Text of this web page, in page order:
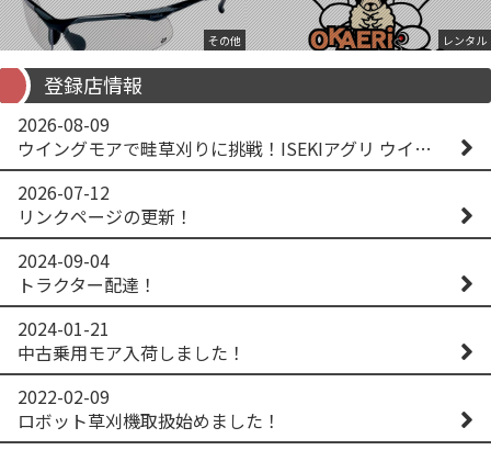
その他 レンタル
登録店情報
2026-08-09
ウイングモアで畦草刈りに挑戦！ISEKIアグリ ウイングモア WM746AF
2026-07-12
リンクページの更新！
2024-09-04
トラクター配達！
2024-01-21
中古乗用モア入荷しました！
2022-02-09
ロボット草刈機取扱始めました！